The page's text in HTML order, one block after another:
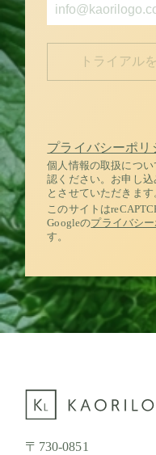
プライバシーポリ
個人情報の取扱につ
認ください。お申し
とさせていただきます
このサイトは
Googleのプライバシ
す。
〒730-0851